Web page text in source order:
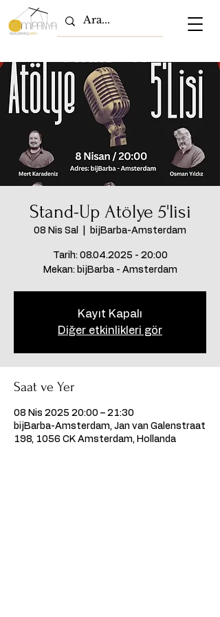
Stand-Up Atölye 5'lisi
08 Nis Sal bijBarba-Amsterdam
Tarih: 08.04.2025 - 20:00
Mekan: bijBarba - Amsterdam
Kayıt Kapalı
Diğer etkinlikleri gör
Saat ve Yer
08 Nis 2025 20:00 – 21:30
bijBarba-Amsterdam, Jan van Galenstraat
198, 1056 CK Amsterdam, Hollanda